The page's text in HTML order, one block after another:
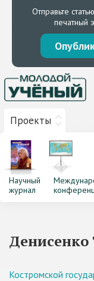
Отправьте
печатный
Проекты
Научный
журнал
Денисенко
Костромской